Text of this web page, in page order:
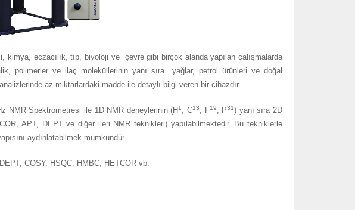
eczacılık, tıp, biyoloji ve çevre gibi birçok alanda yapılan çalışmalarda
polimerler ve ilaç moleküllerinin yanı sıra yağlar, petrol ürünleri ve doğal
az miktarlardaki madde ile detaylı bilgi veren bir cihazdır.
Spektrometresi ile 1D NMR deneylerinin (H1, C13, F19, P31) yanı sıra 2D
APT, DEPT ve diğer ileri NMR teknikleri) yapılabilmektedir. Bu tekniklerle
aydınlatabilmek mümkündür.
COSY, HSQC, HMBC, HETCOR vb.